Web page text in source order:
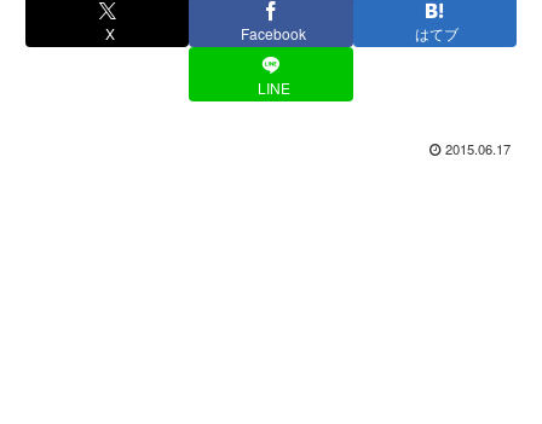
X Facebook はてブ
LINE
2015.06.17